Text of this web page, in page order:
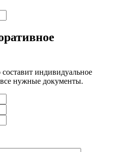
индивидуальное
нужные документы.